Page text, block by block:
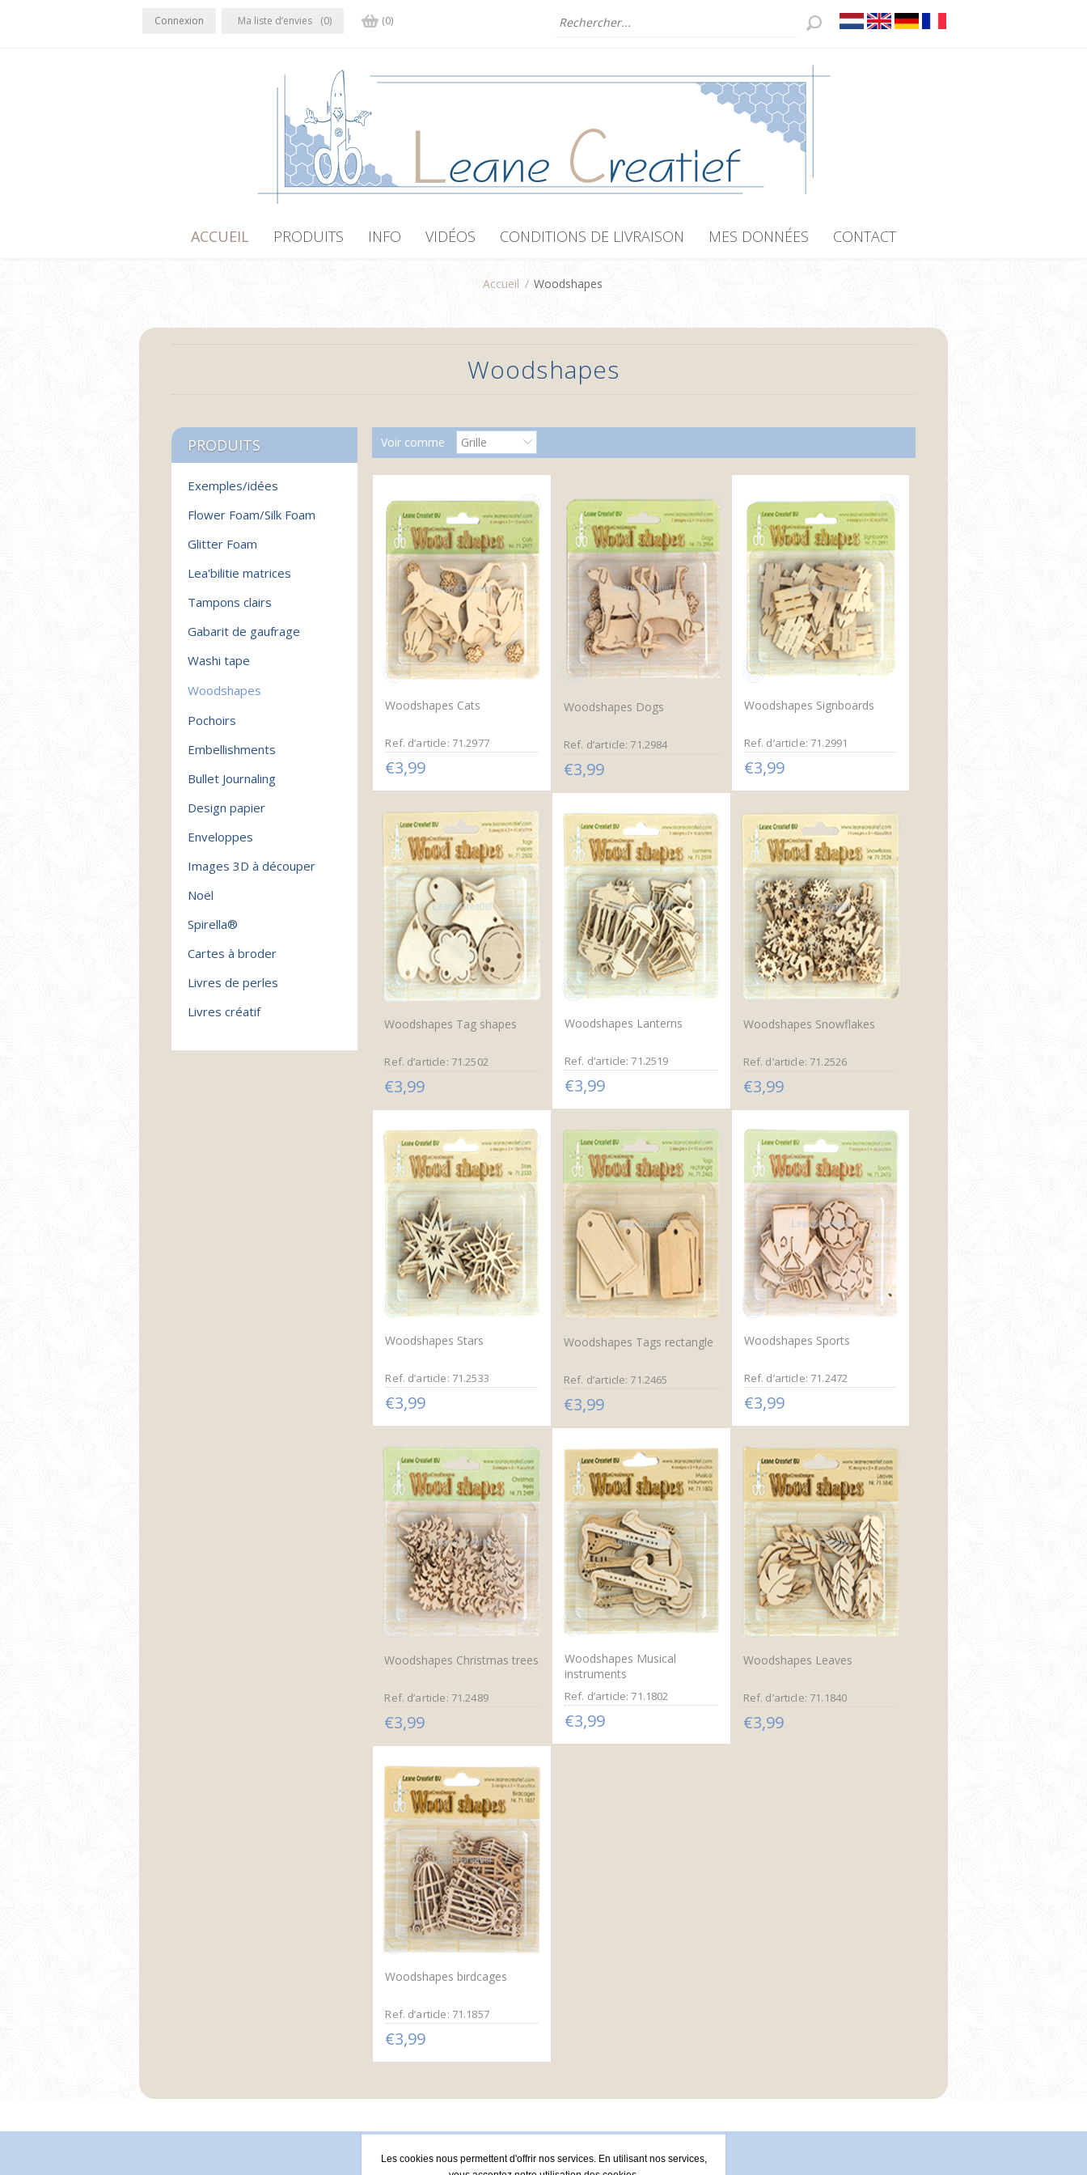
Connexion Ma liste d’envies (0) (0)
ACCUEIL PRODUITS INFO VIDÉOS CONDITIONS DE LIVRAISON MES DONNÉES CONTACT
Accueil / Woodshapes
Woodshapes
Voir comme Grille
Woodshapes Cats
Ref. d’article: 71.2977
€3,99
Woodshapes Dogs
Ref. d’article: 71.2984
€3,99
Woodshapes Signboards
Ref. d’article: 71.2991
€3,99
Woodshapes Tag shapes
Ref. d’article: 71.2502
€3,99
Woodshapes Lanterns
Ref. d’article: 71.2519
€3,99
Woodshapes Snowflakes
Ref. d’article: 71.2526
€3,99
Woodshapes Stars
Ref. d’article: 71.2533
€3,99
Woodshapes Tags rectangle
Ref. d’article: 71.2465
€3,99
Woodshapes Sports
Ref. d’article: 71.2472
€3,99
Woodshapes Christmas trees
Ref. d’article: 71.2489
€3,99
Woodshapes Musical
instruments
Ref. d’article: 71.1802
€3,99
Woodshapes Leaves
Ref. d’article: 71.1840
€3,99
Woodshapes birdcages
Ref. d’article: 71.1857
€3,99
PRODUITS
Exemples/idées
Flower Foam/Silk Foam
Glitter Foam
Lea'bilitie matrices
Tampons clairs
Gabarit de gaufrage
Washi tape
Woodshapes
Pochoirs
Embellishments
Bullet Journaling
Design papier
Enveloppes
Images 3D à découper
Noël
Spirella®
Cartes à broder
Livres de perles
Livres créatif
Les cookies nous permettent d'offrir nos services. En utilisant nos services,